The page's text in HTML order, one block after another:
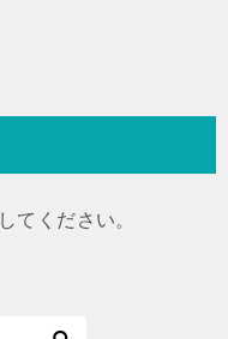
してください。